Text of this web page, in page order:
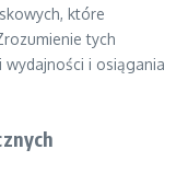
które
tych
i osiągania